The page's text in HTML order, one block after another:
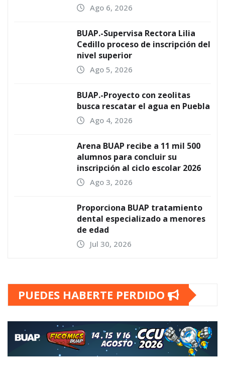
Ago 6, 2026
BUAP.-Supervisa Rectora Lilia
Cedillo proceso de inscripción del
nivel superior
Ago 5, 2026
BUAP.-Proyecto con zeolitas
busca rescatar el agua en Puebla
Ago 4, 2026
Arena BUAP recibe a 11 mil 500
alumnos para concluir su
inscripción al ciclo escolar 2026
Ago 3, 2026
Proporciona BUAP tratamiento
dental especializado a menores
de edad
Jul 30, 2026
PUEDES HABERTE PERDIDO